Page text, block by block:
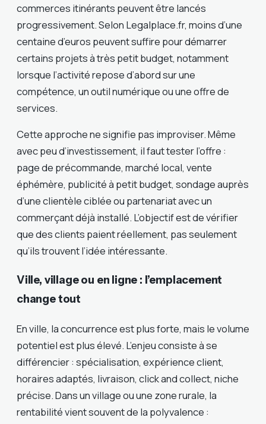
commerces itinérants peuvent être lancés
progressivement. Selon Legalplace.fr, moins d’une
centaine d’euros peuvent suffire pour démarrer
certains projets à très petit budget, notamment
lorsque l’activité repose d’abord sur une
compétence, un outil numérique ou une offre de
services.
Cette approche ne signifie pas improviser. Même
avec peu d’investissement, il faut tester l’offre :
page de précommande, marché local, vente
éphémère, publicité à petit budget, sondage auprès
d’une clientèle ciblée ou partenariat avec un
commerçant déjà installé. L’objectif est de vérifier
que des clients paient réellement, pas seulement
qu’ils trouvent l’idée intéressante.
Ville, village ou en ligne : l’emplacement
change tout
En ville, la concurrence est plus forte, mais le volume
potentiel est plus élevé. L’enjeu consiste à se
différencier : spécialisation, expérience client,
horaires adaptés, livraison, click and collect, niche
précise. Dans un village ou une zone rurale, la
rentabilité vient souvent de la polyvalence :